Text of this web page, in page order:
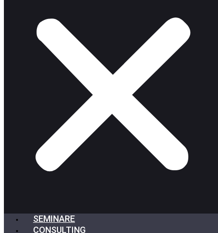
SEMINARE
CONSULTING